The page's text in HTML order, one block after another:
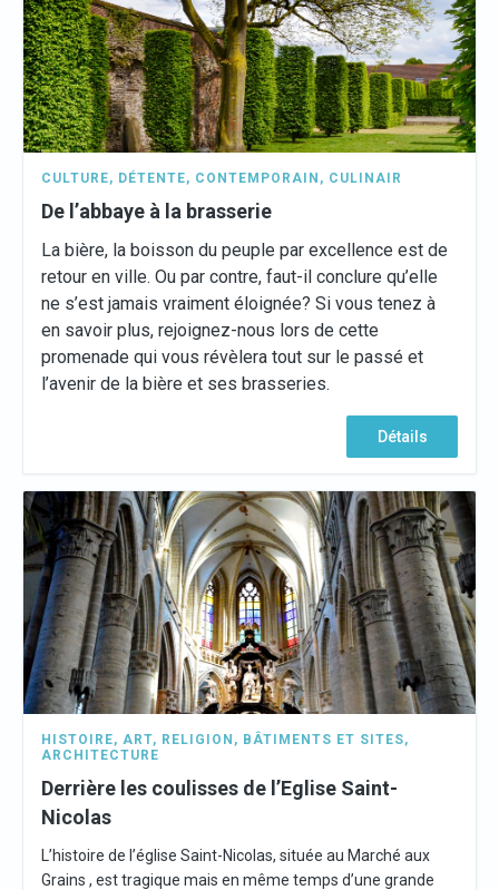
CULTURE, DÉTENTE, CONTEMPORAIN , CULINAIR
De l’abbaye à la brasserie
La bière, la boisson du peuple par excellence est de
retour en ville. Ou par contre, faut-il conclure qu’elle
ne s’est jamais vraiment éloignée? Si vous tenez à
en savoir plus, rejoignez-nous lors de cette
promenade qui vous révèlera tout sur le passé et
l’avenir de la bière et ses brasseries.
Détails
HISTOIRE, ART, RELIGION , BÂTIMENTS ET SITES,
ARCHITECTURE
Derrière les coulisses de l’Eglise Saint-
Nicolas
L’histoire de l’église Saint-Nicolas, située au Marché aux
Grains , est tragique mais en même temps d’une grande